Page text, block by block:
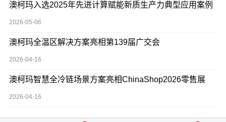
澳柯玛入选2025年先进计算赋能新质生产力典型应用案例
2026-05-06
澳柯玛全温区解决方案亮相第139届广交会
2026-04-16
澳柯玛智慧全冷链场景方案亮相ChinaShop2026零售展
2026-04-16